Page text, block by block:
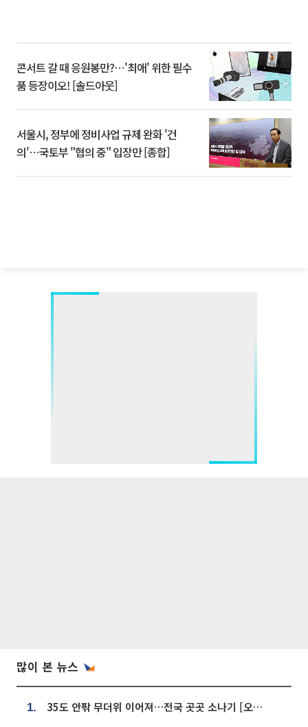
콘서트 갈 때 응원봉만?⋯'최애' 위한 필수
품 등장이오! [솔드아웃]
서울시, 정부에 정비사업 규제 완화 '건
의'⋯국토부 "협의 중" 입장만 [종합]
많이 본 뉴스
1. 35도 안팎 무더위 이어져…전국 곳곳 소나기 [오늘 날씨]